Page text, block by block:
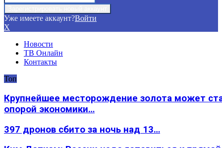
Уже имеете аккаунт?Войти
X
Новости
ТВ Онлайн
Контакты
Топ
Крупнейшее месторождение золота может
опорой экономики…
397 дронов сбито за ночь над 13…